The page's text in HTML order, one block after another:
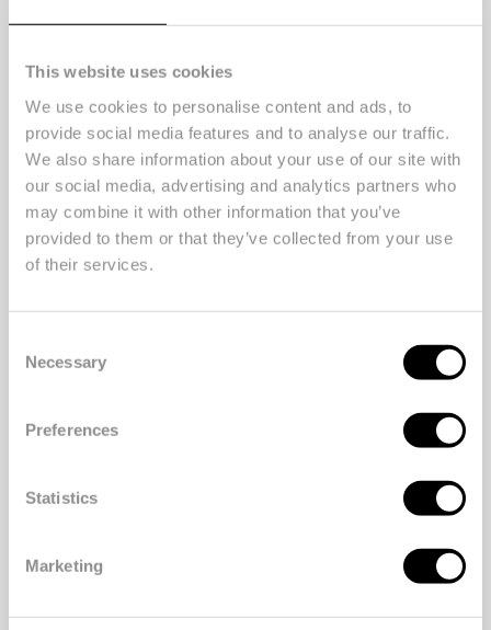
This website uses cookies
We use cookies to personalise content and ads, to
provide social media features and to analyse our traffic.
We also share information about your use of our site with
our social media, advertising and analytics partners who
may combine it with other information that you’ve
provided to them or that they’ve collected from your use
of their services.
Selection
Necessary
Preferences
Statistics
Marketing
Photo © Darryl Adelaar